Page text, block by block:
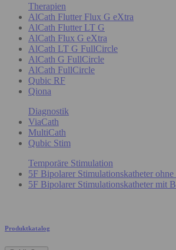
Therapien
AlCath Flutter Flux G eXtra
AlCath Flutter LT G
AlCath Flux G eXtra
AlCath LT G FullCircle
AlCath G FullCircle
AlCath FullCircle
Qubic RF
Qiona
Diagnostik
ViaCath
MultiCath
Qubic Stim
Temporäre Stimulation
5F Bipolarer Stimulationskatheter
5F Bipolarer Stimulationskatheter mit
Produktkatalog